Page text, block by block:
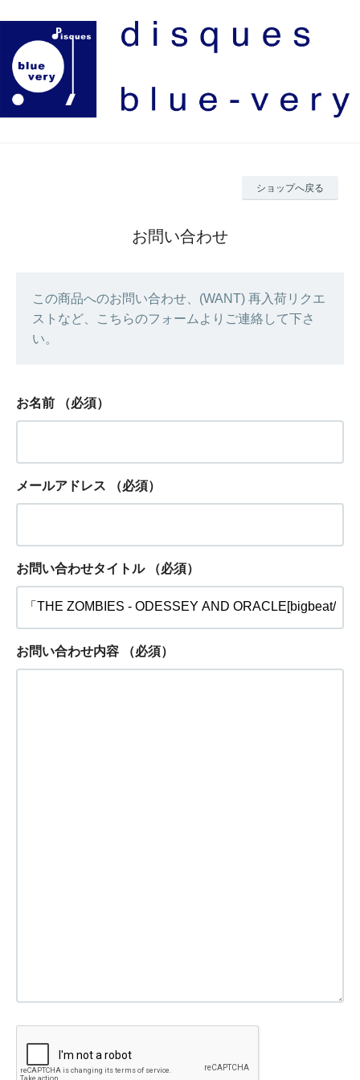
ショップへ戻る
お問い合わせ
この商品へのお問い合わせ、(WANT) 再入荷リクエ
ストなど、こちらのフォームよりご連絡して下さ
い。
お名前 （必須）
メールアドレス （必須）
お問い合わせタイトル （必須）
お問い合わせ内容 （必須）